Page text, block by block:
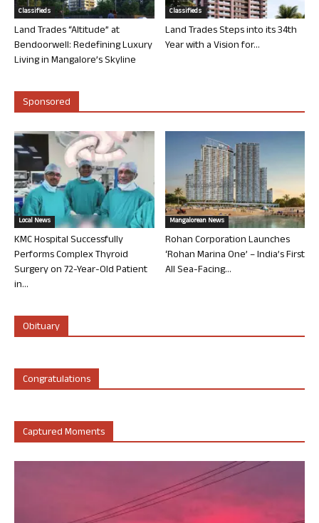
Classifieds
Land Trades “Altitude” at
Bendoorwell: Redefining Luxury
Living in Mangalore’s Skyline
Classifieds
Land Trades Steps into its 34th
Year with a Vision for...
Sponsored
Local News
KMC Hospital Successfully
Performs Complex Thyroid
Surgery on 72-Year-Old Patient
in...
Mangalorean News
Rohan Corporation Launches
‘Rohan Marina One’ – India’s First
All Sea-Facing...
Obituary
Congratulations
Captured Moments